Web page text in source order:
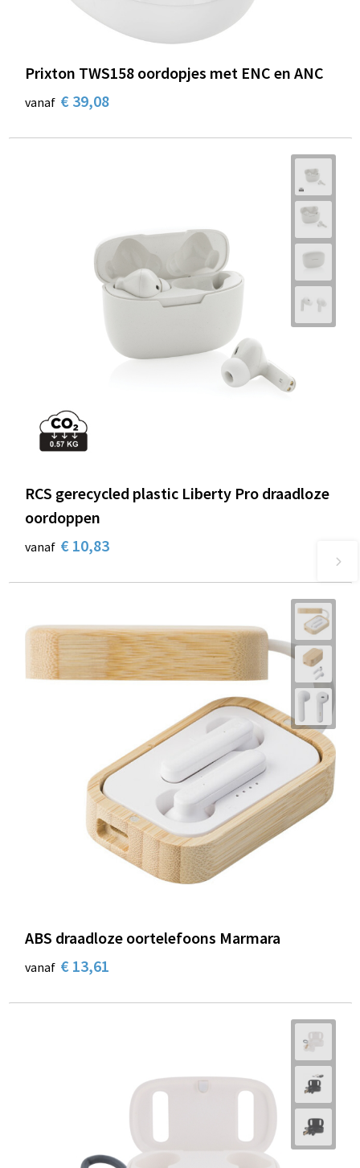
Prixton TWS158 oordopjes met ENC en ANC
vanaf € 39,08
RCS gerecycled plastic Liberty Pro draadloze
oordoppen
vanaf € 10,83
ABS draadloze oortelefoons Marmara
vanaf € 13,61